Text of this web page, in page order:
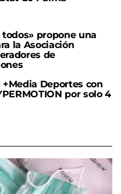
todos» propone una
la Asociación
de
Deportes con
por solo 4